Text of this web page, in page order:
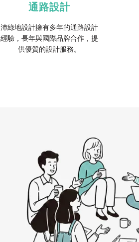
通路設計
沛綠地設計擁有多年的通路設計
經驗，長年與國際品牌合作，提
供優質的設計服務。